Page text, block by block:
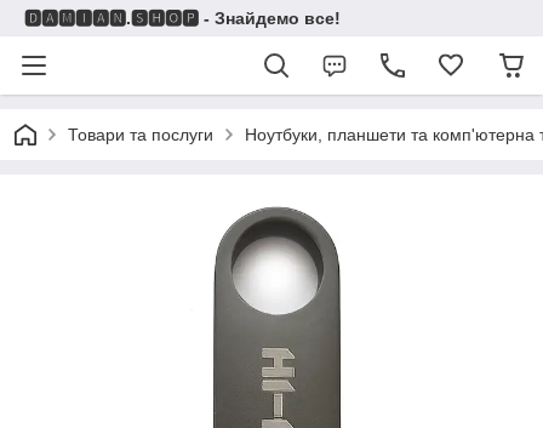
🅳🅰🅼🅸🅰🅽.🆂🅷🅾🅿 - Знайдемо все!
Товари та послуги Ноутбуки, планшети та комп'ютерна